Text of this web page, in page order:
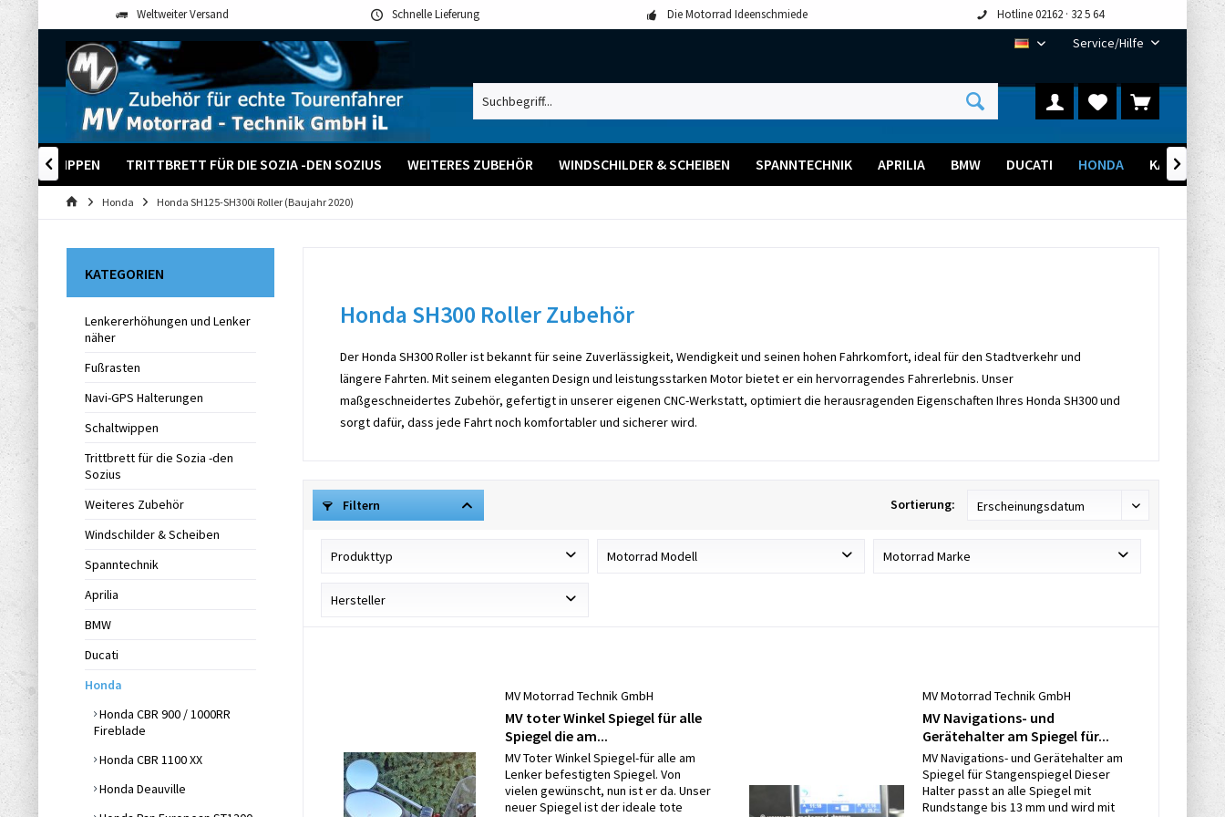
Weltweiter Versand Schnelle Lieferung Die Motorrad Ideenschmiede Hotline 02162 · 32 5 64
DE Service/Hilfe
SCHALTWIPPEN TRITTBRETT FÜR DIE SOZIA -DEN SOZIUS WEITERES ZUBEHÖR WINDSCHILDER & SCHEIBEN SPANNTECHNIK APRILIA BMW DUCATI HONDA KAWASAKI
 
Honda Honda SH125-SH300i Roller (Baujahr 2020)
KATEGORIEN
Lenkererhöhungen und Lenker
näher
Fußrasten
Navi-GPS Halterungen
Schaltwippen
Trittbrett für die Sozia -den
Sozius
Weiteres Zubehör
Windschilder & Scheiben
Spanntechnik
Aprilia
BMW
Ducati
Honda
Honda CBR 900 / 1000RR
Fireblade
Honda CBR 1100 XX
Honda Deauville
Honda SH300 Roller Zubehör
Der Honda SH300 Roller ist bekannt für seine Zuverlässigkeit, Wendigkeit und seinen hohen Fahrkomfort, ideal für den Stadtverkehr und
längere Fahrten. Mit seinem eleganten Design und leistungsstarken Motor bietet er ein hervorragendes Fahrerlebnis. Unser
maßgeschneidertes Zubehör, gefertigt in unserer eigenen CNC-Werkstatt, optimiert die herausragenden Eigenschaften Ihres Honda SH300 und
sorgt dafür, dass jede Fahrt noch komfortabler und sicherer wird.
Filtern Sortierung:
Produkttyp
Navi-GPS Halter
Motorrad Modell
Honda Pan European ST1300
Honda SH300 Roller
Moto Guzzi V85
Moto Guzzi V85TT
Moto Guzzi V100 Mandello
Motorrad Marke
Kawasaki
Moto Guzzi
Piaggio
Suzuki
Triumph
Yamaha
Hersteller
MV Motorrad Technik GmbH
MV toter Winkel Spiegel für alle
Spiegel die am...
MV Toter Winkel Spiegel-für alle am
Lenker befestigten Spiegel. Von
vielen gewünscht, nun ist er da. Unser
neuer Spiegel ist der ideale tote
MV Motorrad Technik GmbH
MV Navigations- und
Gerätehalter am Spiegel für...
MV Navigations- und Gerätehalter am
Spiegel für Stangenspiegel Dieser
Halter passt an alle Spiegel mit
Rundstange bis 13 mm und wird mit